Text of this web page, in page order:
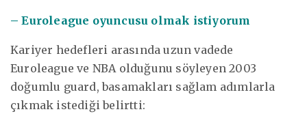
– Euroleague oyuncusu olmak istiyorum
Kariyer hedefleri arasında uzun vadede
Euroleague ve NBA olduğunu söyleyen 2003
doğumlu guard, basamakları sağlam adımlarla
çıkmak istediği belirtti: